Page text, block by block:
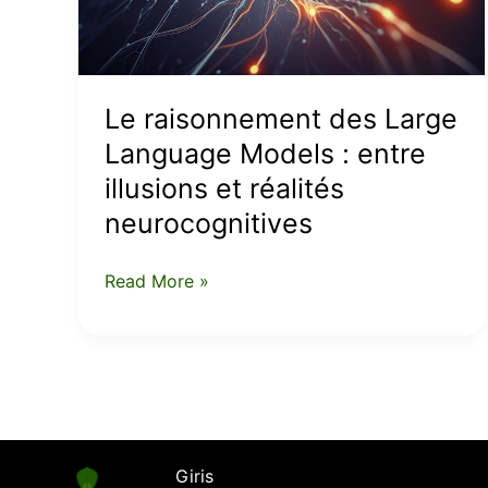
Le raisonnement des Large
Language Models : entre
illusions et réalités
neurocognitives
entre
et
réalités
neurocognitives
Read More »
Giris